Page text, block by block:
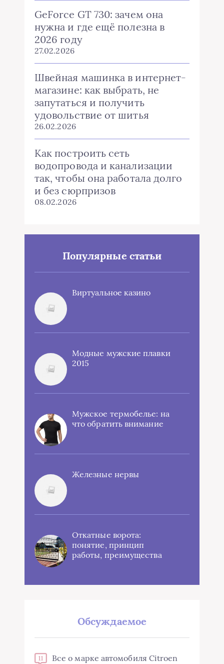
GeForce GT 730: зачем она
нужна и где ещё полезна в
2026 году
27.02.2026
Швейная машинка в интернет-
магазине: как выбрать, не
запутаться и получить
удовольствие от шитья
26.02.2026
Как построить сеть
водопровода и канализации
так, чтобы она работала долго
и без сюрпризов
08.02.2026
Популярные статьи
Виртуальное казино
Модные мужские плавки
2015
Мужское термобелье: на
что обратить внимание
Железные нервы
Откатные ворота:
понятие, принцип
работы, преимущества
Обсуждаемое
11 Все о марке автомобиля Citroen